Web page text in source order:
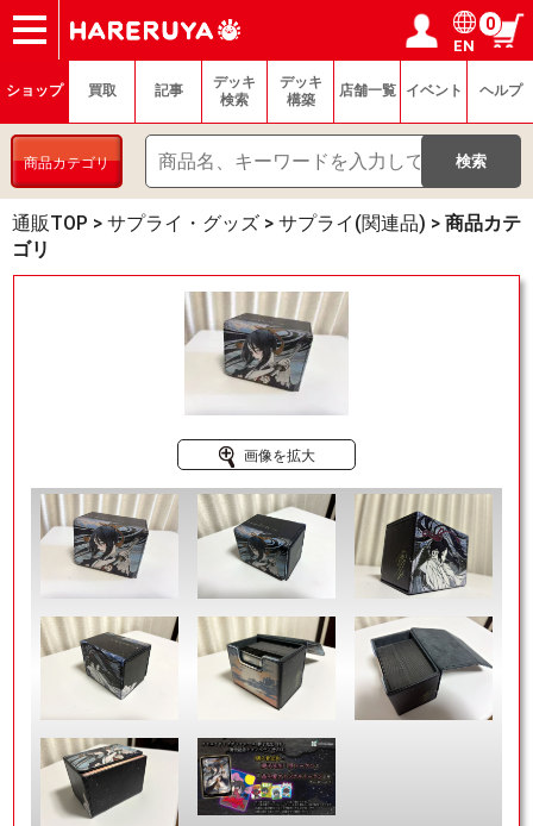
ショップ
買取
記事
デッキ検索
デッキ構築
選手一覧
店舗一覧
イベント
ヘルプ
お問い合わせ ログイン／会員登録
マイページ
EN
0
ショップ 買取 記事
デッキ
検索
デッキ
構築
店舗一覧 イベント ヘルプ
商品カテゴリ
通販TOP > サプライ・グッズ > サプライ(関連品) > 商品カテ
ゴリ
画像を拡大